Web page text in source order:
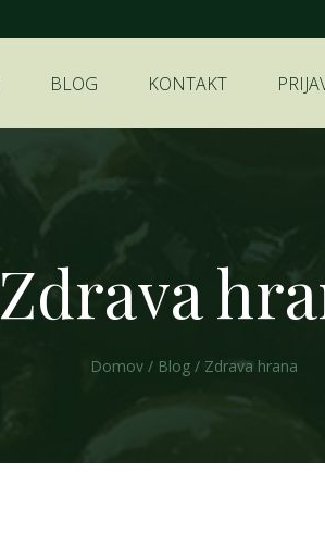
BLOG KONTAKT
Zdrava
Domov/ Blog/ Zdrava hrana